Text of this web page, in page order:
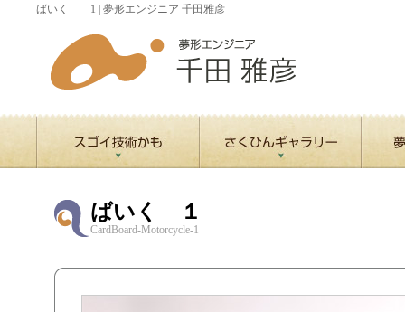
ばいく 1 | 夢形エンジニア 千田雅彦
ばいく １
CardBoard-Motorcycle-1